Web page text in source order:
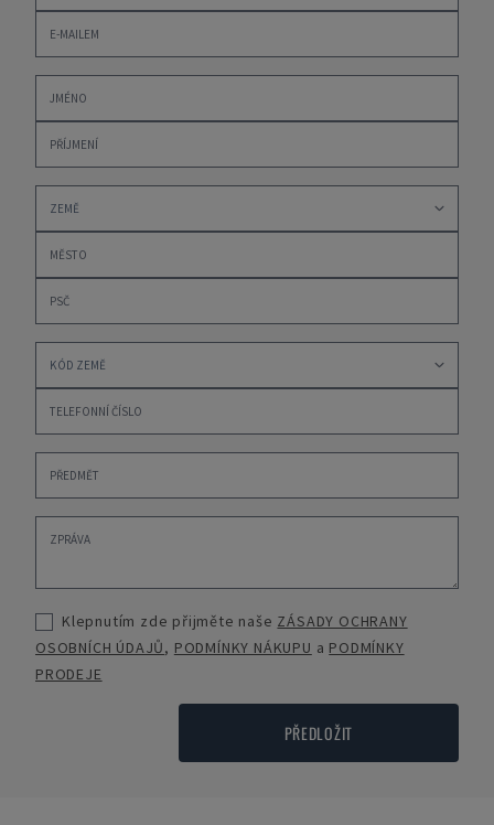
Klepnutím zde přijměte naše ZÁSADY OCHRANY
OSOBNÍCH ÚDAJŮ, PODMÍNKY NÁKUPU a PODMÍNKY
PRODEJE
PŘEDLOŽIT